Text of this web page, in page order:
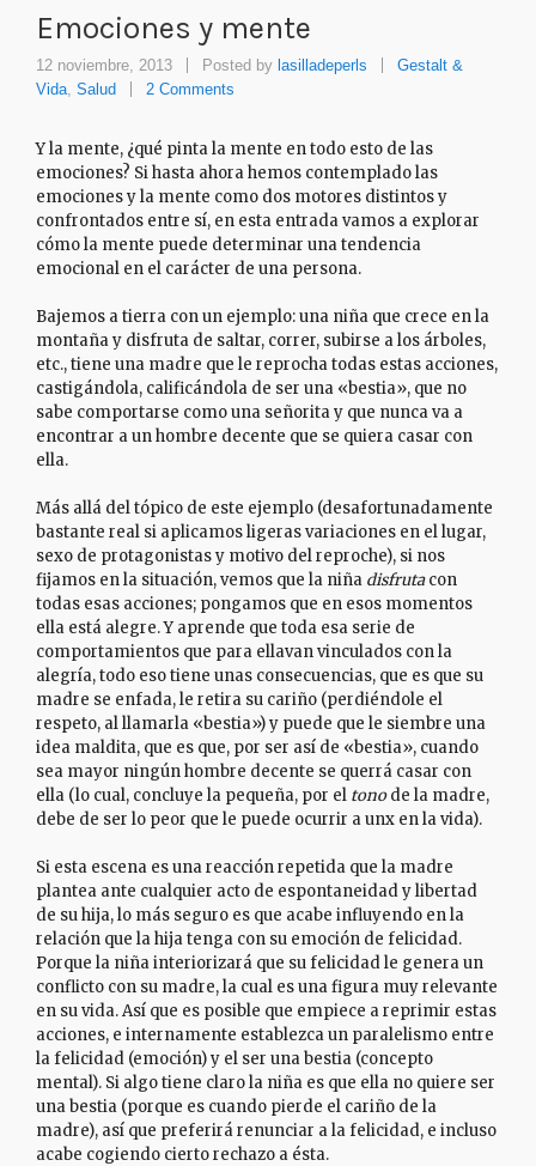
Emociones y mente
12 noviembre, 2013 Posted by lasilladeperls
Gestalt &
Vida, Salud 2 Comments
Y la mente, ¿qué pinta la mente en todo esto de las
emociones? Si hasta ahora hemos contemplado las
emociones y la mente como dos motores distintos y
confrontados entre sí, en esta entrada vamos a explorar
cómo la mente puede determinar una tendencia
emocional en el carácter de una persona.
Bajemos a tierra con un ejemplo: una niña que crece en la
montaña y disfruta de saltar, correr, subirse a los árboles,
etc., tiene una madre que le reprocha todas estas acciones,
castigándola, calificándola de ser una «bestia», que no
sabe comportarse como una señorita y que nunca va a
encontrar a un hombre decente que se quiera casar con
ella.
Más allá del tópico de este ejemplo (desafortunadamente
bastante real si aplicamos ligeras variaciones en el lugar,
sexo de protagonistas y motivo del reproche), si nos
fijamos en la situación, vemos que la niña disfrutacon
todas esas acciones; pongamos que en esos momentos
ella está alegre. Y aprende que toda esa serie de
comportamientos que para ellavan vinculados con la
alegría, todo eso tiene unas consecuencias, que es que su
madre se enfada, le retira su cariño (perdiéndole el
respeto, al llamarla «bestia») y puede que le siembre una
idea maldita, que es que, por ser así de «bestia», cuando
sea mayor ningún hombre decente se querrá casar con
ella (lo cual, concluye la pequeña, por el tonode la madre,
debe de ser lo peor que le puede ocurrir a unx en la vida).
Si esta escena es una reacción repetida que la madre
plantea ante cualquier acto de espontaneidad y libertad
de su hija, lo más seguro es que acabe influyendo en la
relación que la hija tenga con su emoción de felicidad.
Porque la niña interiorizará que su felicidad le genera un
conflicto con su madre, la cual es una figura muy relevante
en su vida. Así que es posible que empiece a reprimir estas
acciones, e internamente establezca un paralelismo entre
la felicidad (emoción) y el ser una bestia (concepto
mental). Si algo tiene claro la niña es que ella no quiere ser
una bestia (porque es cuando pierde el cariño de la
madre), así que preferirá renunciar a la felicidad, e incluso
acabe cogiendo cierto rechazo a ésta.